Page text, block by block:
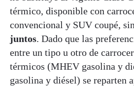
térmico, disponible con
convencional y SUV coupé,
juntos. Dado que las
entre un tipo u otro de
térmicos (MHEV gasolina y
gasolina y diésel) se reparten